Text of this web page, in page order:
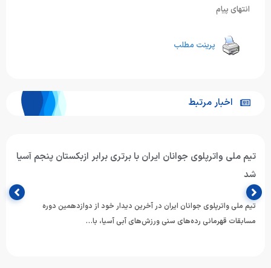
انتهای پیام
پرینت مطلب
اخبار مرتبط
تیم ملی واترپلوی جوانان ایران با برتری برابر ازبکستان پنجم آسیا
شد
تیم ملی واترپلوی جوانان ایران در آخرین دیدار خود از دوازدهمین دوره
مسابقات قهرمانی رده‌های سنی ورزش‌های آبی آسیا، با…